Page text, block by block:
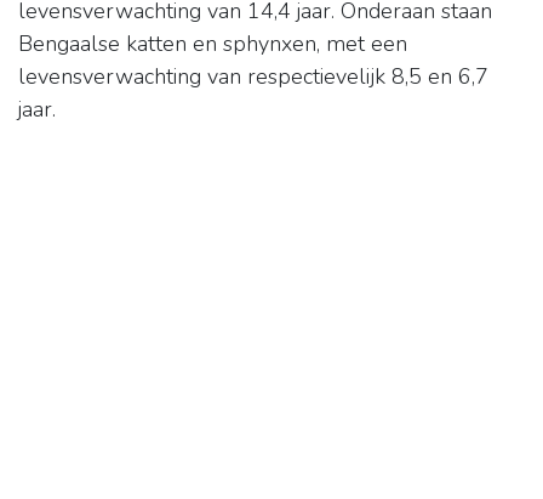
levensverwachting van 14,4 jaar. Onderaan staan
Bengaalse katten en sphynxen, met een
levensverwachting van respectievelijk 8,5 en 6,7
jaar.